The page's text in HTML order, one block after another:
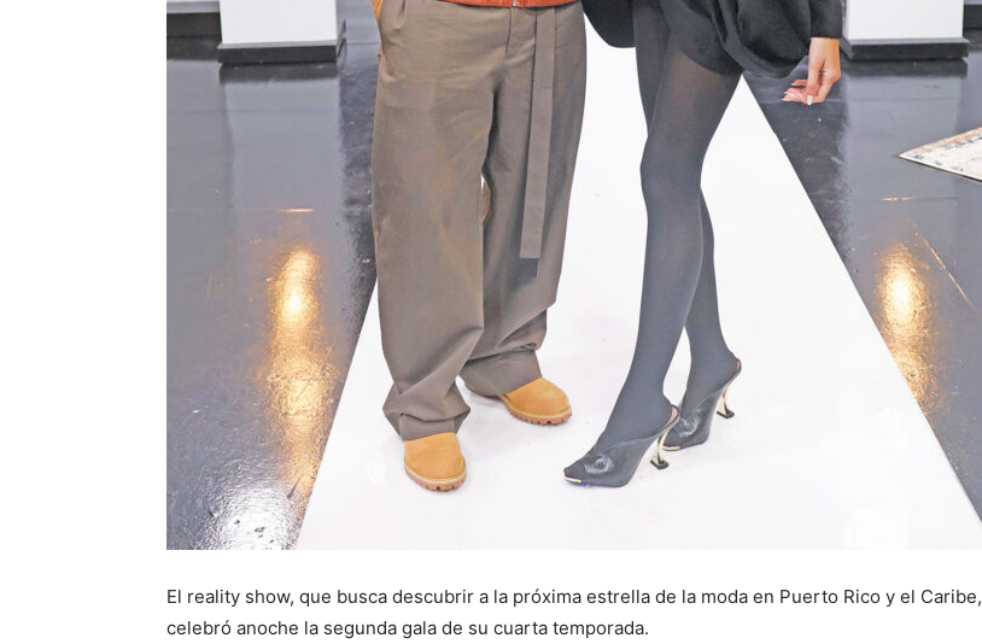
El reality show, que busca descubrir a la próxima estrella de la moda en Puerto Rico y el Caribe,
celebró anoche la segunda gala de su cuarta temporada.